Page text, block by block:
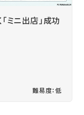
ミニ出店」成功
難易度：低